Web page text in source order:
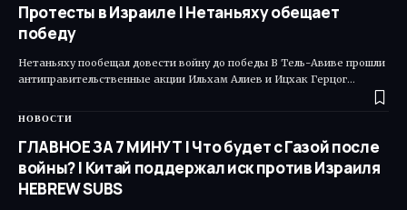
Протесты в Израиле | Нетаньяху обещает
победу
Нетаньяху пообещал довести войну до победы В Тель-Авиве прошли
антиправительственные акции Ильхам Алиев и Ицхак Герцог…
НОВОСТИ
ГЛАВНОЕ ЗА 7 МИНУТ | Что будет с Газой после
войны? | Китай поддержал иск против Израиля
HEBREW SUBS